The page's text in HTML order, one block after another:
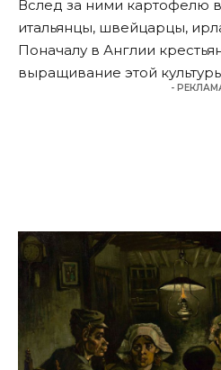
Вслед за ними картофелю
итальянцы, швейцарцы,
Поначалу в Англии
выращивание этой
-